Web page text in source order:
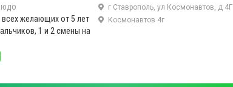
желающих от 5 лет
1 и 2 смены на
г Ставрополь, ул Космонавтов, д 4Г
Космонавтов 4г